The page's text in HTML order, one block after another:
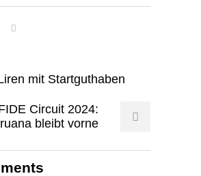
mit Startguthaben
Circuit 2024:
bleibt vorne